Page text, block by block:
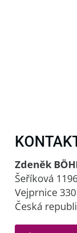
Zdeněk
Šeříková
Vejprnice
Česká